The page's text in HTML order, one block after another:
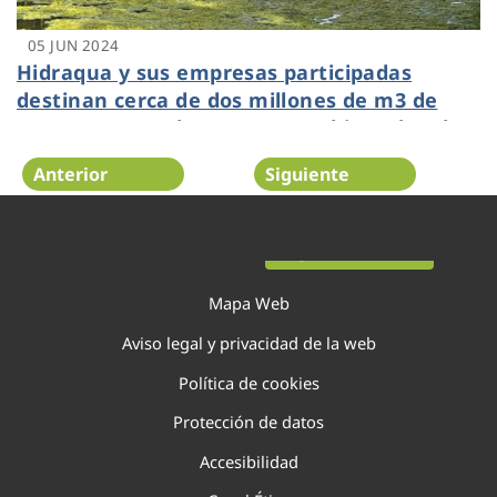
05 JUN 2024
Hidraqua y sus empresas participadas
destinan cerca de dos millones de m3 de
agua regenerada para uso ambiental en la
Comunitat Valenciana
Anterior Siguiente
Mapa Web
Aviso legal y privacidad de la web
Política de cookies
Protección de datos
Accesibilidad